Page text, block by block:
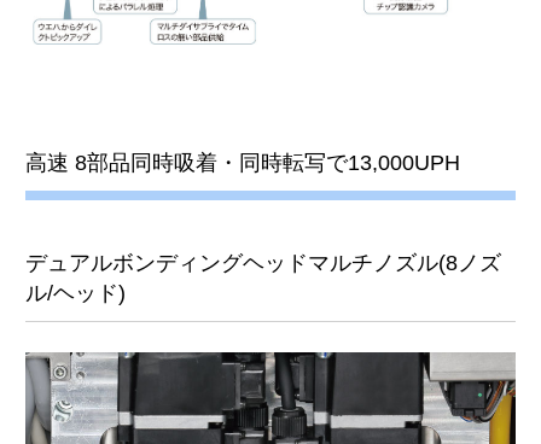
高速 8部品同時吸着・同時転写で13,000UPH
デュアルボンディングヘッドマルチノズル(8ノズ
ル/ヘッド)